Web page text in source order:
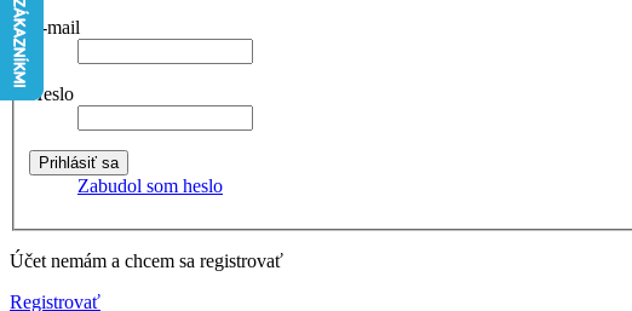
E-mail
Heslo
Zabudol som heslo
Účet nemám a chcem sa registrovať
Registrovať